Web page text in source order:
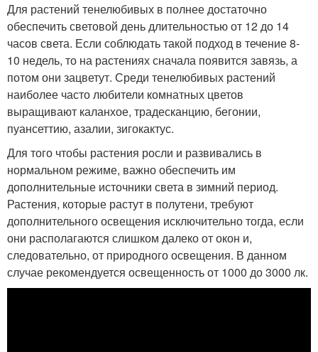
Для растений тенелюбивых в полнее достаточно
обеспечить световой день длительностью от 12 до 14
часов света. Если соблюдать такой подход в течение 8-
10 недель, то на растениях сначала появится завязь, а
потом они зацветут. Среди тенелюбивых растений
наиболее часто любители комнатных цветов
выращивают каланхое, традесканцию, бегонии,
пуансеттию, азалии, зигокактус.
Для того чтобы растения росли и развивались в
нормальном режиме, важно обеспечить им
дополнительные источники света в зимний период.
Растения, которые растут в полутени, требуют
дополнительного освещения исключительно тогда, если
они располагаются слишком далеко от окон и,
следовательно, от природного освещения. В данном
случае рекомендуется освещенность от 1000 до 3000 лк.